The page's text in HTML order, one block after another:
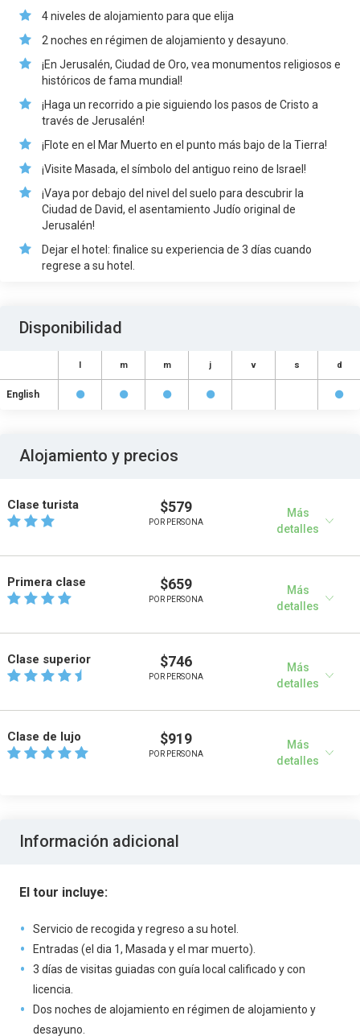
4 niveles de alojamiento para que elija
2 noches en régimen de alojamiento y desayuno.
¡En Jerusalén, Ciudad de Oro, vea monumentos religiosos e
históricos de fama mundial!
¡Haga un recorrido a pie siguiendo los pasos de Cristo a
través de Jerusalén!
¡Flote en el Mar Muerto en el punto más bajo de la Tierra!
¡Visite Masada, el símbolo del antiguo reino de Israel!
¡Vaya por debajo del nivel del suelo para descubrir la
Ciudad de David, el asentamiento Judío original de
Jerusalén!
Dejar el hotel: finalice su experiencia de 3 días cuando
regrese a su hotel.
Disponibilidad
l m m j v s d
English
Alojamiento y precios
Clase turista $579
POR PERSONA
Más
detalles
Primera clase $659
POR PERSONA
Más
detalles
Clase superior $746
POR PERSONA
Más
detalles
Clase de lujo $919
POR PERSONA
Más
detalles
Información adicional
El tour incluye:
Servicio de recogida y regreso a su hotel.
Entradas (el dia 1, Masada y el mar muerto).
3 días de visitas guiadas con guía local calificado y con
licencia.
Dos noches de alojamiento en régimen de alojamiento y
desayuno.